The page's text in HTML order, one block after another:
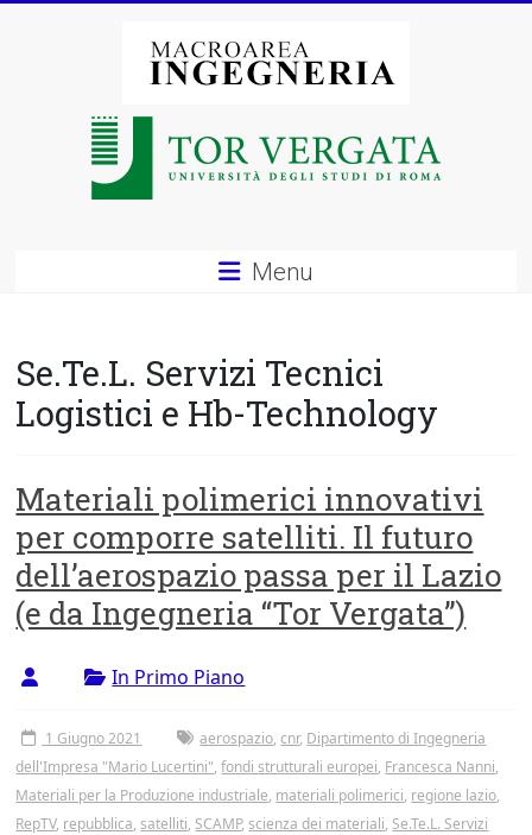
Macroarea
degli
Studi
Roma
Tor
Vergata
Menu
Se.Te.L. Servizi Tecnici
Logistici e Hb-Technology
Materiali polimerici innovativi
per comporre satelliti. Il futuro
dell’aerospazio passa per il Lazio
(e da Ingegneria “Tor Vergata”)
In Primo Piano
1 Giugno 2021 aerospazio,cnr, Dipartimento di Ingegneria
dell'Impresa "Mario Lucertini",fondi strutturali europei, Francesca Nanni,
Materiali per la Produzione industriale, materiali polimerici, regione lazio,
RepTV, repubblica,satelliti, SCAMP,scienza dei materiali, Se.Te.L. Servizi